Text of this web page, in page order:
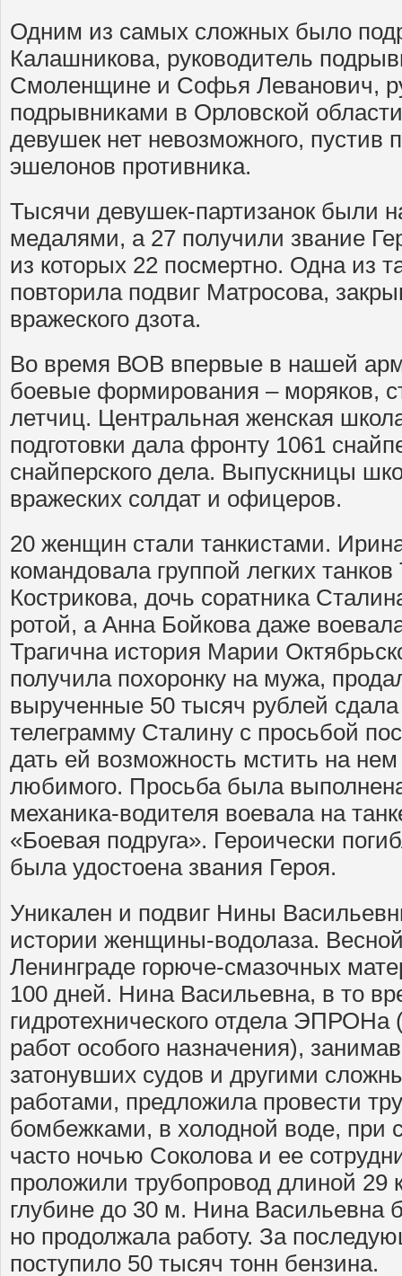
Одним из самых сложных было
Калашникова, руководитель
Смоленщине и Софья Леванович,
подрывниками в Орловской
девушек нет невозможного, пустив
эшелонов противника.
Тысячи девушек-партизанок были
медалями, а 27 получили звание
из которых 22 посмертно. Одна из
повторила подвиг Матросова,
вражеского дзота.
Во время ВОВ впервые в нашей
боевые формирования – моряков,
летчиц. Центральная женская
подготовки дала фронту 1061
снайперского дела. Выпускницы
вражеских солдат и офицеров.
20 женщин стали танкистами.
командовала группой легких
Кострикова, дочь соратника
ротой, а Анна Бойкова даже
Трагична история Марии
получила похоронку на мужа,
вырученные 50 тысяч рублей сдала
телеграмму Сталину с просьбой
дать ей возможность мстить на
любимого. Просьба была
механика-водителя воевала на
«Боевая подруга». Героически
была удостоена звания Героя.
Уникален и подвиг Нины
истории женщины-водолаза.
Ленинграде горюче-смазочных
100 дней. Нина Васильевна, в то
гидротехнического отдела
работ особого назначения),
затонувших судов и другими
работами, предложила провести
бомбежками, в холодной воде, при
часто ночью Соколова и ее
проложили трубопровод длиной 29
глубине до 30 м. Нина Васильевна
но продолжала работу. За
поступило 50 тысяч тонн бензина.